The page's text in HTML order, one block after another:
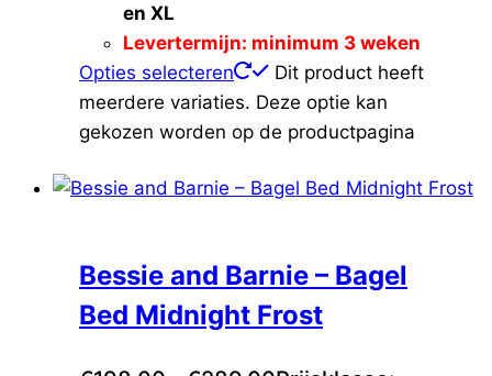
en XL
Levertermijn: minimum 3 weken
Opties selecteren
Dit product heeft
meerdere variaties. Deze optie kan
gekozen worden op de productpagina
Bessie and Barnie – Bagel
Bed Midnight Frost